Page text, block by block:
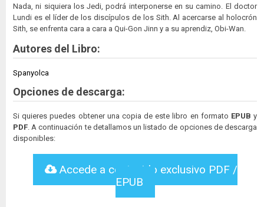
Nada, ni siquiera los Jedi, podrá interponerse en su camino. El doctor
Lundi es el líder de los discípulos de los Sith. Al acercarse al holocrón
Sith, se enfrenta cara a cara a Qui-Gon Jinn y a su aprendiz, Obi-Wan.
Autores del Libro:
Spanyolca
Opciones de descarga:
Si quieres puedes obtener una copia de este libro en formato EPUB y
PDF . A continuación te detallamos un listado de opciones de descarga
disponibles:
Accede a contenido exclusivo PDF /
EPUB